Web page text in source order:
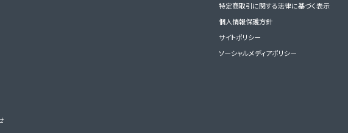
特定商取引に関する法律に基づく表示
個人情報保護方針
サイトポリシー
ソーシャルメディアポリシー